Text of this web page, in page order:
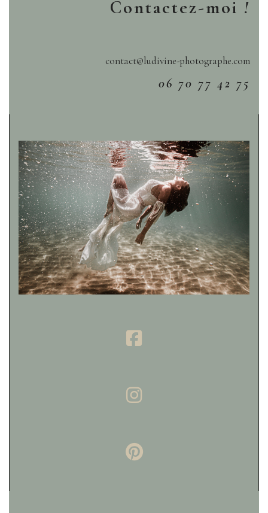
Contactez-moi !
contact@ludivine-photographe.com
06 70 77 42 75